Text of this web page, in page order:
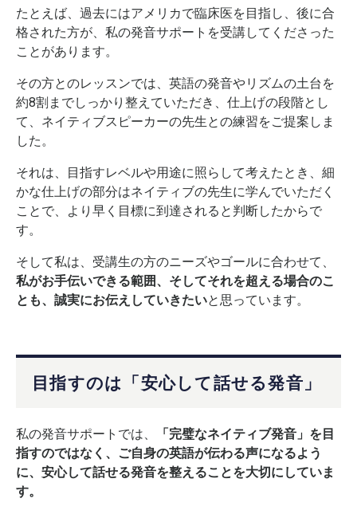
たとえば、過去にはアメリカで臨床医を目指し、後に合
格された方が、私の発音サポートを受講してくださった
ことがあります。
その方とのレッスンでは、英語の発音やリズムの土台を
約8割までしっかり整えていただき、仕上げの段階とし
て、ネイティブスピーカーの先生との練習をご提案しま
した。
それは、目指すレベルや用途に照らして考えたとき、細
かな仕上げの部分はネイティブの先生に学んでいただく
ことで、より早く目標に到達されると判断したからで
す。
そして私は、受講生の方のニーズやゴールに合わせて、
私がお手伝いできる範囲、そしてそれを超える場合のこ
とも、誠実にお伝えしていきたいと思っています。
目指すのは「安心して話せる発音」
私の発音サポートでは、
「完璧なネイティブ発音」を目
指すのではなく、ご自身の英語が伝わる声になるよう
に、安心して話せる発音を整えることを大切にしていま
す。